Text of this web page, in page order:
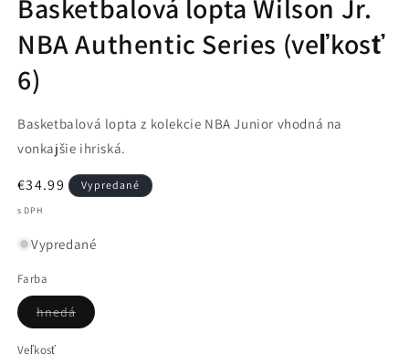
Basketbalová lopta Wilson Jr.
NBA Authentic Series (veľkosť
6)
Basketbalová lopta z kolekcie NBA Junior vhodná na
vonkajšie ihriská.
Normálna
cena
€34.99 Vypredané
s DPH
Vypredané
Farba
hnedáVariant
je
Veľkosť